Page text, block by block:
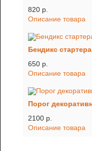
820 p.
Описание товара
Бендикс
650 p.
Описание товара
Порог
2100 p.
Описание товара